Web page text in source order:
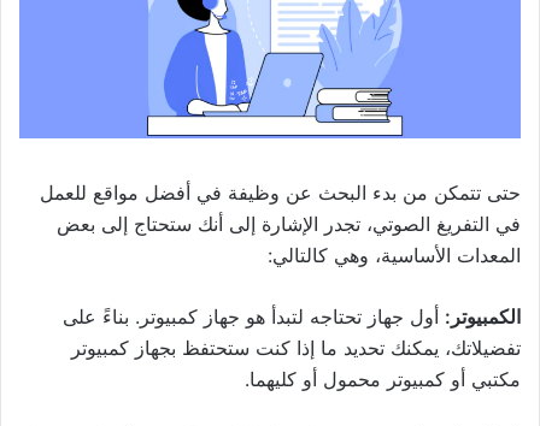
حتى تتمكن من بدء البحث عن وظيفة في أفضل مواقع للعمل
في التفريغ الصوتي، تجدر الإشارة إلى أنك ستحتاج إلى بعض
المعدات الأساسية، وهي كالتالي:
الكمبيوتر: أول جهاز تحتاجه لتبدأ هو جهاز كمبيوتر. بناءً على
تفضيلاتك، يمكنك تحديد ما إذا كنت ستحتفظ بجهاز كمبيوتر
مكتبي أو كمبيوتر محمول أو كليهما.